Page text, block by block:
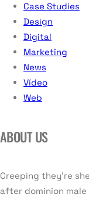
Case Studies
Design
Digital
Marketing
News
Vídeo
Web
ABOUT US
Creeping they’re
after dominion